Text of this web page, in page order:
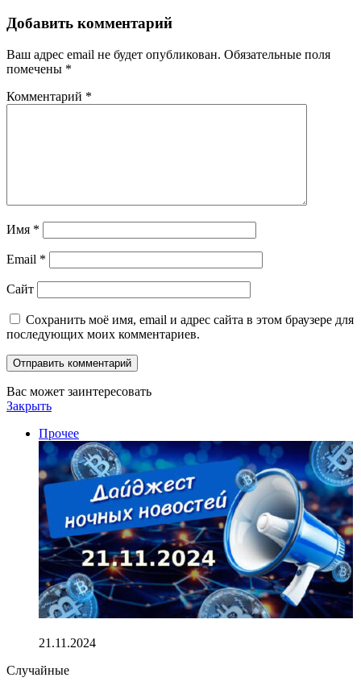
Добавить комментарий
Ваш адрес email не будет опубликован. Обязательные поля
помечены *
Комментарий *
Имя *
Email *
Сайт
Сохранить моё имя, email и адрес сайта в этом браузере для
последующих моих комментариев.
Вас может заинтересовать
Закрыть
Прочее
21.11.2024
Случайные